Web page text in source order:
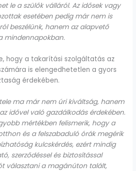
le a szülők válláról. Az idősek vagy
esetében pedig már nem is
beszélünk, hanem az alapvető
mindennapokban.
hogy a takarítási szolgáltatás az
is elengedhetetlen a gyors
érdekében.
ma már nem úri kiváltság, hanem
idővel való gazdálkodás érdekében.
mértékben felismerik, hogy a
és a felszabaduló órák megérik
kulcskérdés, ezért mindig
szerződéssel és biztosítással
választani a magánúton talált,